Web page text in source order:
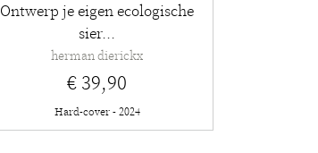
Ontwerp je eigen ecologische
sier...
herman dierickx
€ 39,90
Hard-cover - 2024